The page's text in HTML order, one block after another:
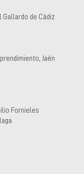
de Cádiz
Jaén
Fornieles